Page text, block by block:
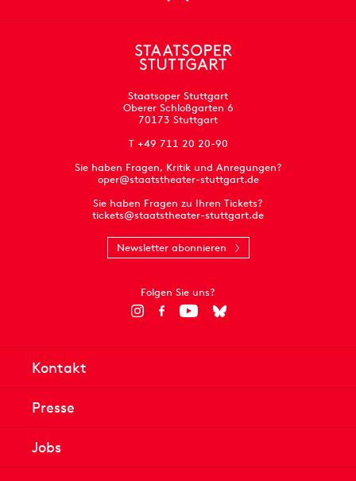
Staatsoper Stuttgart
Oberer Schloßgarten 6
70173 Stuttgart
T +49 711 20 20-90
Sie haben Fragen, Kritik und Anregungen?
oper@staatstheater-stuttgart.de
Sie haben Fragen zu Ihren Tickets?
tickets@staatstheater-stuttgart.de
Newsletter abonnieren
Folgen Sie uns?
Kontakt
Presse
Jobs